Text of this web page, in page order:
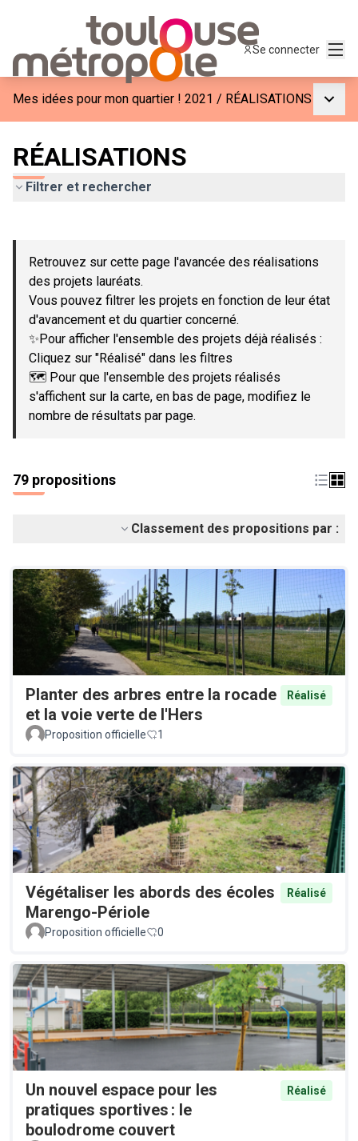
Se connecter
Mes idées pour mon quartier ! 2021 / RÉALISATIONS
RÉALISATIONS
Filtrer et rechercher
−
Retrouvez sur cette page l'avancée des réalisations
des projets lauréats.
Vous pouvez filtrer les projets en fonction de leur état
d'avancement et du quartier concerné.
✨Pour afficher l'ensemble des projets déjà réalisés :
Cliquez sur "Réalisé" dans les filtres
🗺️ Pour que l'ensemble des projets réalisés
s'affichent sur la carte, en bas de page, modifiez le
nombre de résultats par page.
79 propositions
Classement des propositions par :
Planter des arbres entre la rocade
et la voie verte de l'Hers
Réalisé
Proposition officielle 1
Végétaliser les abords des écoles
Marengo-Périole
Réalisé
Proposition officielle 0
Un nouvel espace pour les
pratiques sportives : le
boulodrome couvert
Réalisé